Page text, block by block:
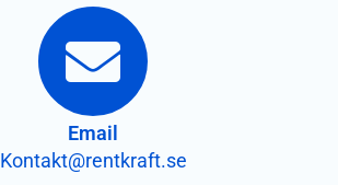
Email
Kontakt@rentkraft.se